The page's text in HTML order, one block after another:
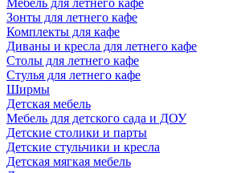
Мебель для летнего кафе
Зонты для летнего кафе
Комплекты для кафе
Диваны и кресла для летнего кафе
Столы для летнего кафе
Стулья для летнего кафе
Ширмы
Детская мебель
Мебель для детского сада и ДОУ
Детские столики и парты
Детские стульчики и кресла
Детская мягкая мебель